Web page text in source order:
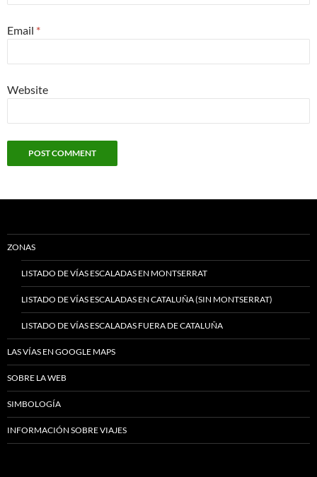
Email *
Website
ZONAS
LISTADO DE VÍAS ESCALADAS EN MONTSERRAT
LISTADO DE VÍAS ESCALADAS EN CATALUÑA (SIN MONTSERRAT)
LISTADO DE VÍAS ESCALADAS FUERA DE CATALUÑA
LAS VÍAS EN GOOGLE MAPS
SOBRE LA WEB
SIMBOLOGÍA
INFORMACIÓN SOBRE VIAJES